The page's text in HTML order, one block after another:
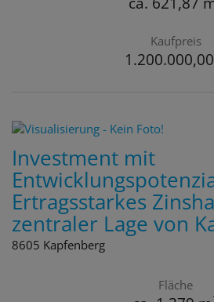
Kaufpreis
Investment mit
Ertragsstarkes
zentraler Lage von
8605 Kapfenberg
Fläche